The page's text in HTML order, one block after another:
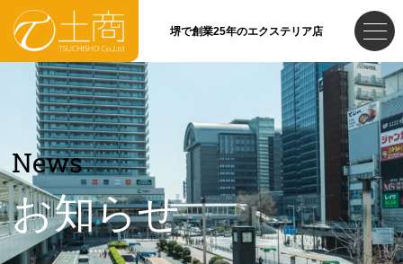
堺で創業25年のエクステリア店
News
お知らせ